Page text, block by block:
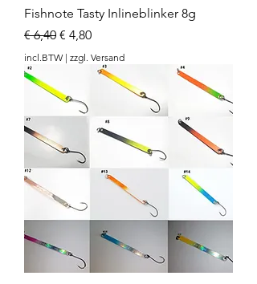
Fishnote Tasty Inlineblinker 8g
Normale prijs
€ 6,40 Verkoopprijs
€ 4,80
incl.BTW | zzgl. Versand